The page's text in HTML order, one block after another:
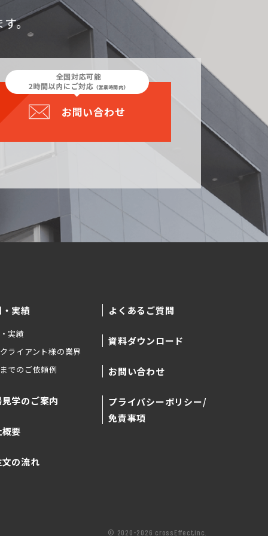
。
お問い合わせ
実績
実績
ライアント様の業界
でのご依頼例
学のご案内
要
の流れ
よくあるご質問
資料ダウンロード
お問い合わせ
プライバシーポリシー/
免責事項
© 2020-2026 crossEffect,inc.